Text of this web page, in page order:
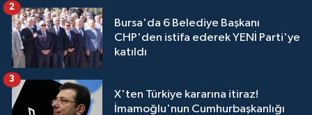
Bursa'da 6 Belediye Başkanı
CHP'den istifa ederek YENİ Parti'ye
katıldı
2
X'ten Türkiye kararına itiraz!
İmamoğlu'nun Cumhurbaşkanlığı
3